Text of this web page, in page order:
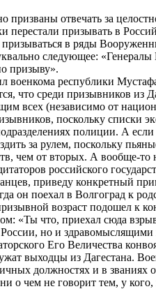
призваны отвечать за
перестали призывать в
в ряды
следующее:
призыву».
военкома республики
среди призывников из
всех (независимо от
поскольку списки
полиции. А
за рулем, поскольку
чем от вторых. А вообще-
российского
приведу конкретный
он поехал в Волгоград к
возраст подошел к
«Ты что, приехал сюда
но и
Его Величества
выходцы из Дагестана.
должностях и в званиях
чем не говорит тем, у